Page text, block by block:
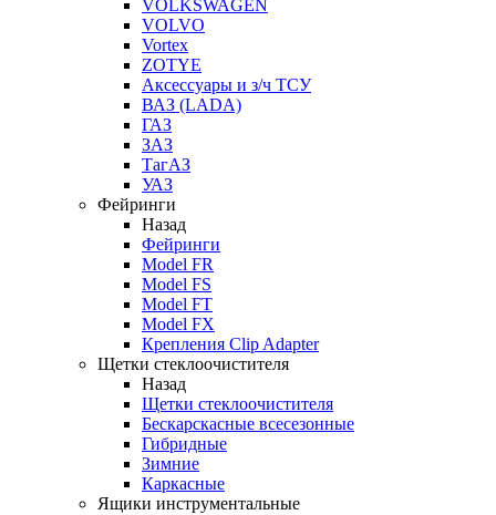
VOLKSWAGEN
VOLVO
Vortex
ZOTYE
Аксессуары и з/ч ТСУ
ВАЗ (LADA)
ГАЗ
ЗАЗ
ТагАЗ
УАЗ
Фейринги
Назад
Фейринги
Model FR
Model FS
Model FT
Model FX
Крепления Clip Adapter
Щетки стеклоочистителя
Назад
Щетки стеклоочистителя
Бескарскасные всесезонные
Гибридные
Зимние
Каркасные
Ящики инструментальные